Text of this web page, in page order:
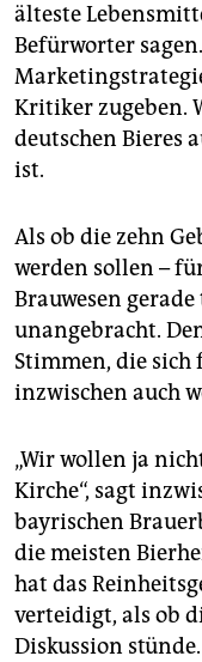
älteste
Befürworter
Kritiker zugeben.
deutschen Bieres
ist.
Als ob die zehn
werden sollen –
Brauwesen
unangebracht.
Stimmen, die sich
inzwischen auch
„Wir wollen ja
Kirche“, sagt
bayrischen
die meisten
hat das
verteidigt, als ob
Diskussion stünde.